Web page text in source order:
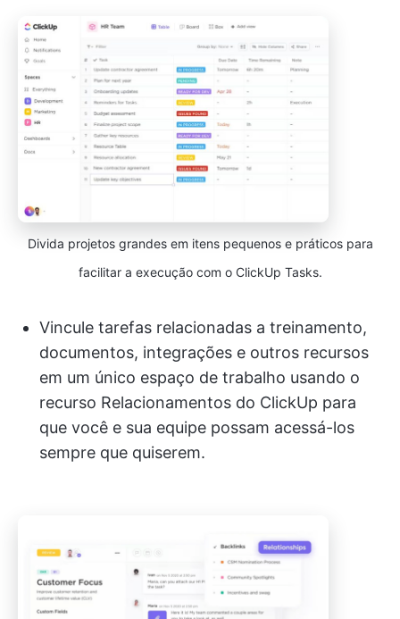
Divida projetos grandes em itens pequenos e práticos para
facilitar a execução com o ClickUp Tasks.
Vincule tarefas relacionadas a treinamento,
documentos, integrações e outros recursos
em um único espaço de trabalho usando o
recurso Relacionamentos do ClickUp para
que você e sua equipe possam acessá-los
sempre que quiserem.